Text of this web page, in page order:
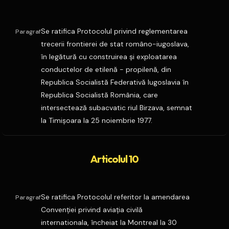
ParagrafSe ratifica Protocolul privind reglementarea
trecerii frontierei de stat româno-iugoslava,
în legătură cu construirea şi exploatarea
conductelor de etilenă - propilenă, din
Republica Socialistă Federativă Iugoslavia în
Republica Socialistă România, care
intersectează subacvatic riul Birzava, semnat
la Timişoara la 25 noiembrie 1977.
Articolul 10
ParagrafSe ratifica Protocolul referitor la amendarea
Convenţiei privind aviaţia civilă
internationala, încheiat la Montreal la 30